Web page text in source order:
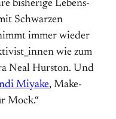
bisherige Lebens­
Schwarzen
immer wieder
wie zum
Neal Hurston. Und
Miyake, Make-
Mock.“